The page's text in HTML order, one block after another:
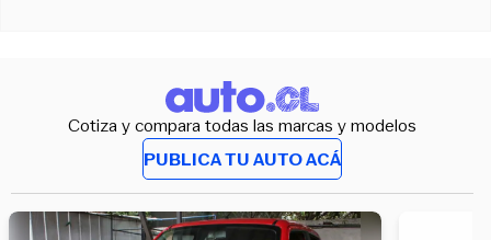
Cotiza y compara todas las marcas y modelos
PUBLICA TU AUTO ACÁ